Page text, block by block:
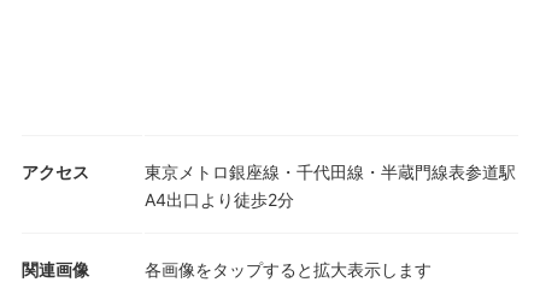
アクセス
東京メトロ銀座線・千代田線・半蔵門線表参道駅
A4出口より徒歩2分
関連画像 各画像をタップすると拡大表示します